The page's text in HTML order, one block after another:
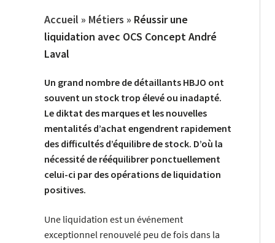
Accueil » Métiers » Réussir une
liquidation avec OCS Concept André
Laval
Un grand nombre de détaillants HBJO ont
souvent un stock trop élevé ou inadapté.
Le diktat des marques et les nouvelles
mentalités d’achat engendrent rapidement
des difficultés d’équilibre de stock. D’où la
nécessité de rééquilibrer ponctuellement
celui-ci par des opérations de liquidation
positives.
Une liquidation est un événement
exceptionnel renouvelé peu de fois dans la